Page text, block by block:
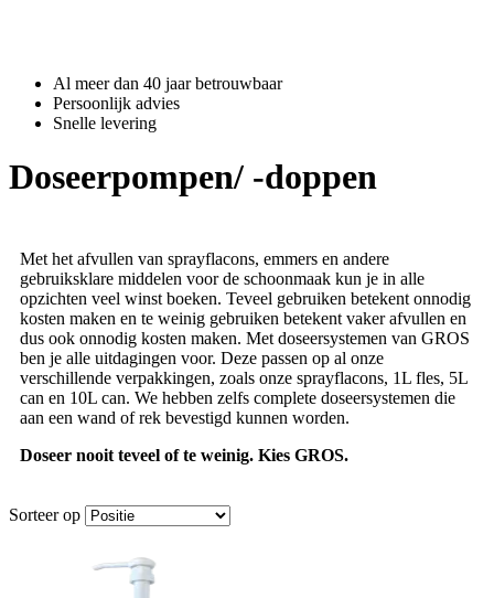
Al meer dan 40 jaar betrouwbaar
Persoonlijk advies
Snelle levering
Doseerpompen/ -doppen
Met het afvullen van sprayflacons, emmers en andere
gebruiksklare middelen voor de schoonmaak kun je in alle
opzichten veel winst boeken. Teveel gebruiken betekent onnodig
kosten maken en te weinig gebruiken betekent vaker afvullen en
dus ook onnodig kosten maken. Met doseersystemen van GROS
ben je alle uitdagingen voor. Deze passen op al onze
verschillende verpakkingen, zoals onze sprayflacons, 1L fles, 5L
can en 10L can. We hebben zelfs complete doseersystemen die
aan een wand of rek bevestigd kunnen worden.
Doseer nooit teveel of te weinig. Kies GROS.
Sorteer op